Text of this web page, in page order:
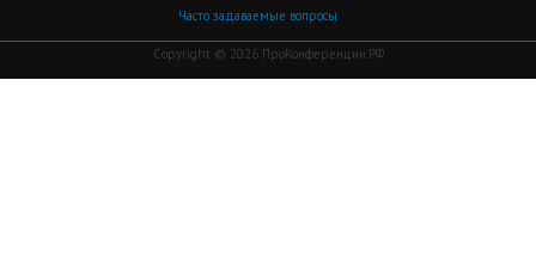
Часто задаваемые вопросы
Copyright © 2026 ПроКонференции.РФ